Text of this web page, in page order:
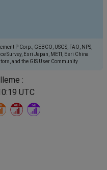
P Corp., GEBCO, USGS, FAO, NPS,
Survey, Esri Japan, METI, Esri China
and the GIS User Community
:
UTC